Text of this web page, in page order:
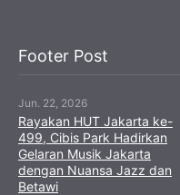
Footer Post
Jun. 22, 2026
Rayakan HUT Jakarta ke-
499, Cibis Park Hadirkan
Gelaran Musik Jakarta
dengan Nuansa Jazz dan
Betawi